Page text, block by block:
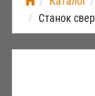
Станок